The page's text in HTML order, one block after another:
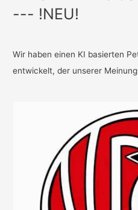
--- !NEU!
Wir haben einen KI basierten
entwickelt, der unserer